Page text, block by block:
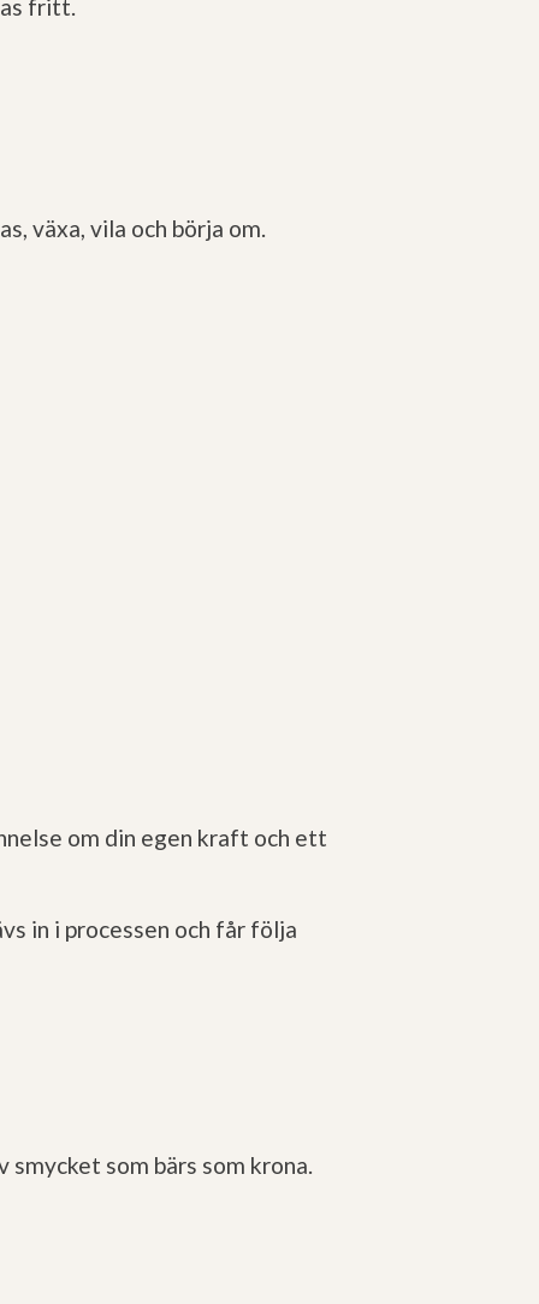
fritt.
växa, vila och börja om.
om din egen kraft och ett
in i processen och får följa
som bärs som krona.